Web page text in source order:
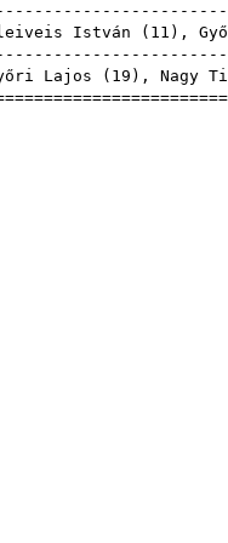
István ( 11 ),
Lajos ( 19 ), Nagy